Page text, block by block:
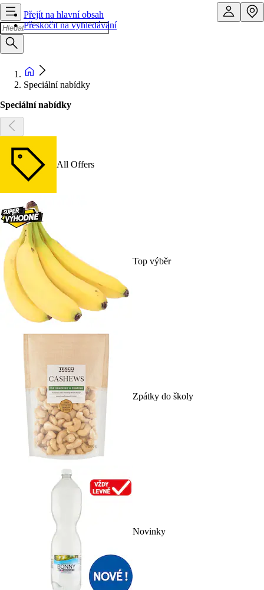
Přejít na hlavní obsah
Přeskočit na vyhledávání
Speciální nabídky
Speciální nabídky
All Offers
Top výběr
Zpátky do školy
Novinky